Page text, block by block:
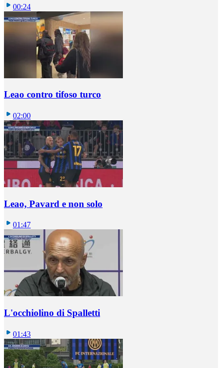
00:24
Leao contro tifoso turco
02:00
Leao, Pavard e non solo
01:47
L'occhiolino di Spalletti
01:43